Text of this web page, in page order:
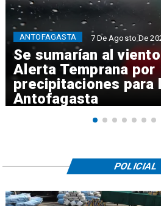
Se sumarían al
Alerta Temprana por
precipitaciones para
Antofagasta
ANTOFAGASTA 7 De Agosto De
POLICIAL